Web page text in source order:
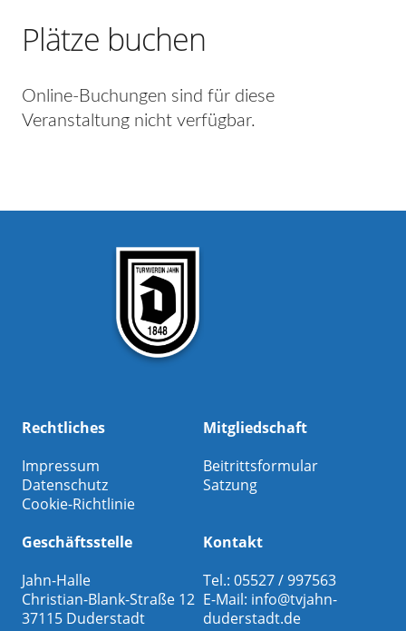
Plätze buchen
Online-Buchungen sind für diese
Veranstaltung nicht verfügbar.
Rechtliches
Impressum
Datenschutz
Cookie-Richtlinie
Mitgliedschaft
Beitrittsformular
Satzung
Geschäftsstelle
Jahn-Halle
Christian-Blank-Straße 12
37115 Duderstadt
Kontakt
Tel.: 05527 / 997563
E-Mail: info@tvjahn-
duderstadt.de